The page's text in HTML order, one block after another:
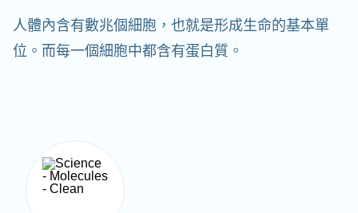
人體內含有數兆個細胞，也就是形成生命的基本單
位。而每一個細胞中都含有蛋白質。